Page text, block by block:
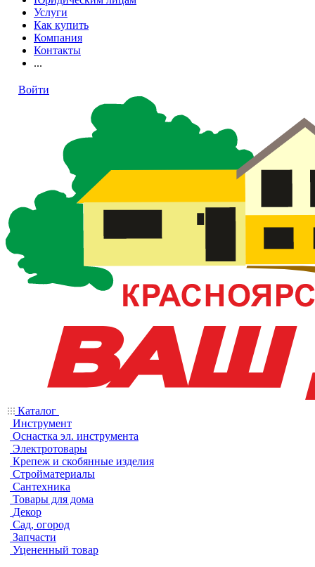
Услуги
Как купить
Компания
Контакты
...
Войти
Каталог
Инструмент
Оснастка эл. инструмента
Электротовары
Крепеж и скобянные изделия
Стройматериалы
Сантехника
Товары для дома
Декор
Сад, огород
Запчасти
Уцененный товар